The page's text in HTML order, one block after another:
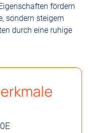
fördern
sondern steigern
durch eine ruhige